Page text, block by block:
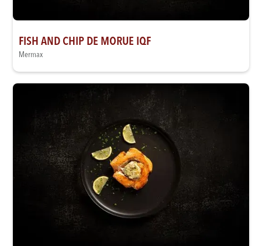
FISH AND CHIP DE MORUE IQF
Mermax